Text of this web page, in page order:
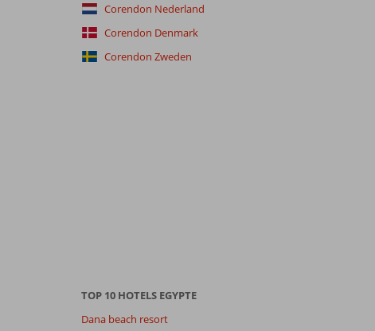
Corendon Nederland
Corendon Denmark
Corendon Zweden
TOP 10 HOTELS EGYPTE
Dana beach resort